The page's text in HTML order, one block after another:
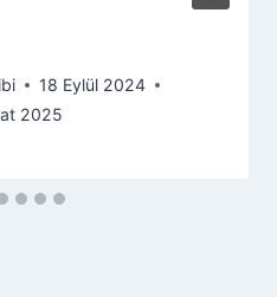
18 Eylül 2024
2025